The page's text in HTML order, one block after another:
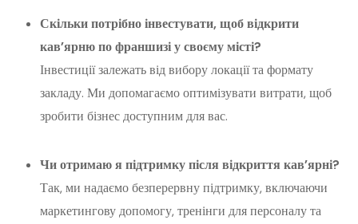
Скільки потрібно інвестувати, щоб відкрити
кав’ярню по франшизі у своєму місті?
Інвестиції залежать від вибору локації та формату
закладу. Ми допомагаємо оптимізувати витрати, щоб
зробити бізнес доступним для вас.
Чи отримаю я підтримку після відкриття кав’ярні?
Так, ми надаємо безперервну підтримку, включаючи
маркетингову допомогу, тренінги для персоналу та